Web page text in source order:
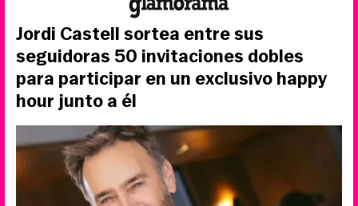
Jordi Castell sortea entre sus
seguidoras 50 invitaciones dobles
para participar en un exclusivo happy
hour junto a él